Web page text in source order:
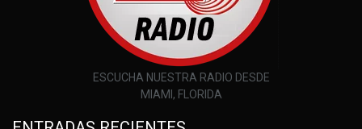
ESCUCHA NUESTRA RADIO DESDE
MIAMI, FLORIDA